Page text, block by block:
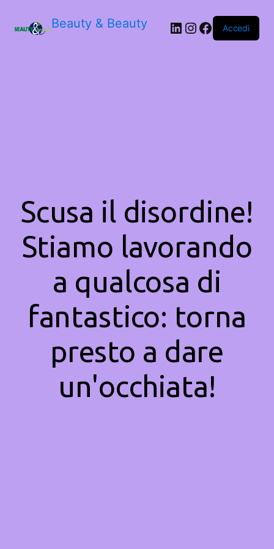
Beauty & Beauty LinkedIn
Instagram
Facebook
Accedi
Scusa il disordine!
Stiamo lavorando
a qualcosa di
fantastico: torna
presto a dare
un'occhiata!